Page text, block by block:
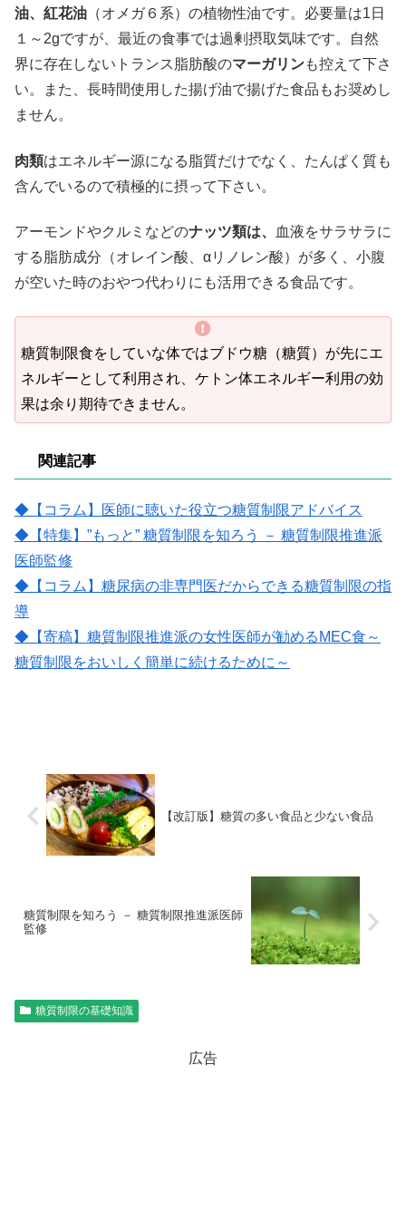
油、紅花油 （オメガ６系）の植物性油です。必要量は1日
１～2gですが、最近の食事では過剰摂取気味です。自然
界に存在しないトランス脂肪酸のマーガリンも控えて下さ
い。また、長時間使用した揚げ油で揚げた食品もお奨めし
ません。
肉類はエネルギー源になる脂質だけでなく、たんぱく質も
含んでいるので積極的に摂って下さい。
アーモンドやクルミなどのナッツ類は、
血液をサラサラに
する脂肪成分（オレイン酸、αリノレン酸）が多く、小腹
が空いた時のおやつ代わりにも活用できる食品です。
糖質制限食をしていな体ではブドウ糖（糖質）が先にエ
ネルギーとして利用され、ケトン体エネルギー利用の効
果は余り期待できません。
関連記事
◆【コラム】医師に聴いた役立つ糖質制限アドバイス
◆【特集】”もっと” 糖質制限を知ろう － 糖質制限推進派
医師監修
◆【コラム】糖尿病の非専門医だからできる糖質制限の指
導
◆【寄稿】糖質制限推進派の女性医師が勧めるMEC食～
糖質制限をおいしく簡単に続けるために～
【改訂版】糖質の多い食品と少ない食品
糖質制限を知ろう － 糖質制限推進派医師
監修
糖質制限の基礎知識
広告